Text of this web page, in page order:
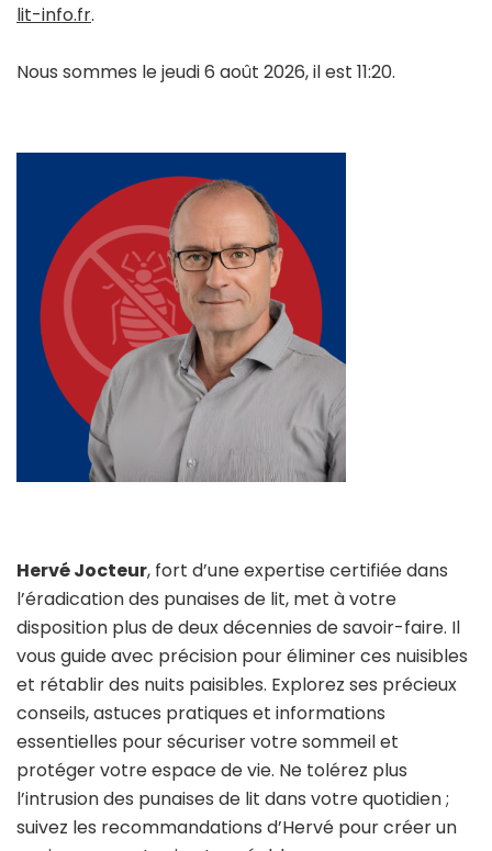
lit-info.fr.
Nous sommes le jeudi 6 août 2026, il est 11:20.
Hervé Jocteur, fort d’une expertise certifiée dans
l’éradication des punaises de lit, met à votre
disposition plus de deux décennies de savoir-faire. Il
vous guide avec précision pour éliminer ces nuisibles
et rétablir des nuits paisibles. Explorez ses précieux
conseils, astuces pratiques et informations
essentielles pour sécuriser votre sommeil et
protéger votre espace de vie. Ne tolérez plus
l’intrusion des punaises de lit dans votre quotidien ;
suivez les recommandations d’Hervé pour créer un